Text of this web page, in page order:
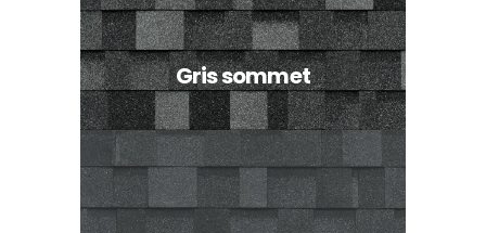
Gris sommet